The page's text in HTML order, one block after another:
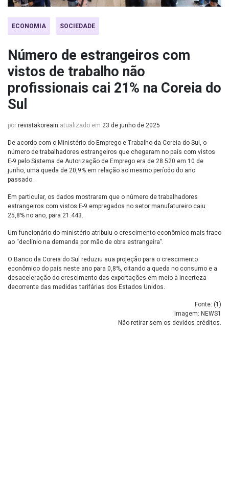
ECONOMIA SOCIEDADE
Número de estrangeiros com
vistos de trabalho não
profissionais cai 21% na Coreia do
Sul
por revistakoreain atualizado em 23 de junho de 2025
De acordo com o Ministério do Emprego e Trabalho da Coreia do Sul, o
número de trabalhadores estrangeiros que chegaram no país com vistos
E-9 pelo Sistema de Autorização de Emprego era de 28.520 em 10 de
junho, uma queda de 20,9% em relação ao mesmo período do ano
passado.
Em particular, os dados mostraram que o número de trabalhadores
estrangeiros com vistos E-9 empregados no setor manufatureiro caiu
25,8% no ano, para 21.443.
Um funcionário do ministério atribuiu o crescimento econômico mais fraco
ao “declínio na demanda por mão de obra estrangeira”.
O Banco da Coreia do Sul reduziu sua projeção para o crescimento
econômico do país neste ano para 0,8%, citando a queda no consumo e a
desaceleração do crescimento das exportações em meio à incerteza
decorrente das medidas tarifárias dos Estados Unidos.
Fonte: (1 )
Imagem: NEWS1
Não retirar sem os devidos créditos.